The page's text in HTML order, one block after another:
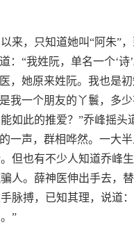
来，只知道她叫“阿朱”
：“我姓阮，单名一个‘
，她原来姓阮。我也是
我一个朋友的丫鬟，多
如此的推爱？”乔峰摇
一声，群相哗然。一大
但也有不少人知道乔峰
人。薛神医伸出手去，
脉搏，已知其理，说道
”